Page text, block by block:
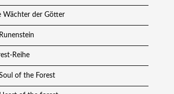
Wächter der Götter
Runenstein
Reihe
of the Forest